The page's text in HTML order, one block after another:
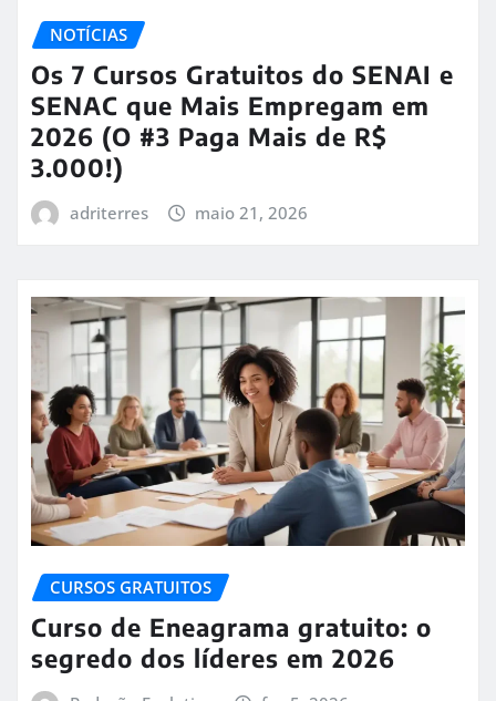
NOTÍCIAS
Os 7 Cursos Gratuitos do SENAI e
SENAC que Mais Empregam em
2026 (O #3 Paga Mais de R$
3.000!)
adriterres maio 21, 2026
CURSOS GRATUITOS
Curso de Eneagrama gratuito: o
segredo dos líderes em 2026